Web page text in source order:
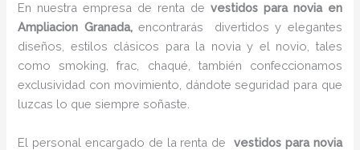
En nuestra empresa de renta de vestidos para novia en
Ampliacion Granada, encontrarás
divertidos y elegantes
diseños, estilos clásicos para la novia y el novio, tales
como smoking, frac, chaqué, también confeccionamos
exclusividad con movimiento, dándote seguridad para que
luzcas lo que siempre soñaste.
El personal encargado de la renta de vestidos para novia